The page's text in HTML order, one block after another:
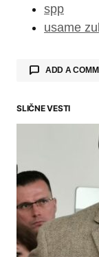
spp
usame
ADD A
Your email
Required
Comment
SLIČNE VESTI